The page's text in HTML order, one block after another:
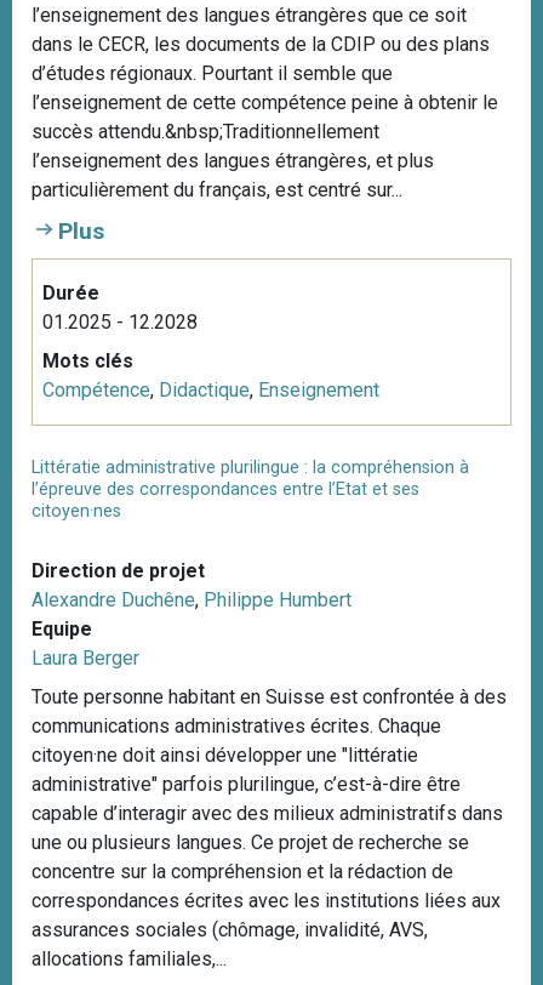
l’enseignement des langues étrangères que ce soit
dans le CECR, les documents de la CDIP ou des plans
d’études régionaux. Pourtant il semble que
l’enseignement de cette compétence peine à obtenir le
succès attendu.&nbsp;Traditionnellement
l’enseignement des langues étrangères, et plus
particulièrement du français, est centré sur...
Plus
Durée
01.2025 - 12.2028
Mots clés
Compétence, Didactique, Enseignement
Littératie administrative plurilingue : la compréhension à
l’épreuve des correspondances entre l’Etat et ses
citoyen·nes
Direction de projet
Alexandre Duchêne, Philippe Humbert
Equipe
Laura Berger
Toute personne habitant en Suisse est confrontée à des
communications administratives écrites. Chaque
citoyen·ne doit ainsi développer une "littératie
administrative" parfois plurilingue, c’est-à-dire être
capable d’interagir avec des milieux administratifs dans
une ou plusieurs langues. Ce projet de recherche se
concentre sur la compréhension et la rédaction de
correspondances écrites avec les institutions liées aux
assurances sociales (chômage, invalidité, AVS,
allocations familiales,...